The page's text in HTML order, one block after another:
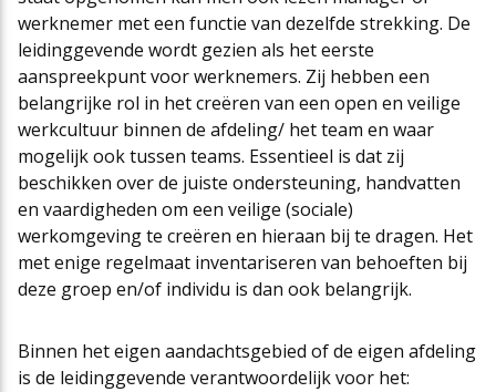
werknemer met een functie van dezelfde strekking. De
leidinggevende wordt gezien als het eerste
aanspreekpunt voor werknemers. Zij hebben een
belangrijke rol in het creëren van een open en veilige
werkcultuur binnen de afdeling/ het team en waar
mogelijk ook tussen teams. Essentieel is dat zij
beschikken over de juiste ondersteuning, handvatten
en vaardigheden om een veilige (sociale)
werkomgeving te creëren en hieraan bij te dragen. Het
met enige regelmaat inventariseren van behoeften bij
deze groep en/of individu is dan ook belangrijk.
Binnen het eigen aandachtsgebied of de eigen afdeling
is de leidinggevende verantwoordelijk voor het: